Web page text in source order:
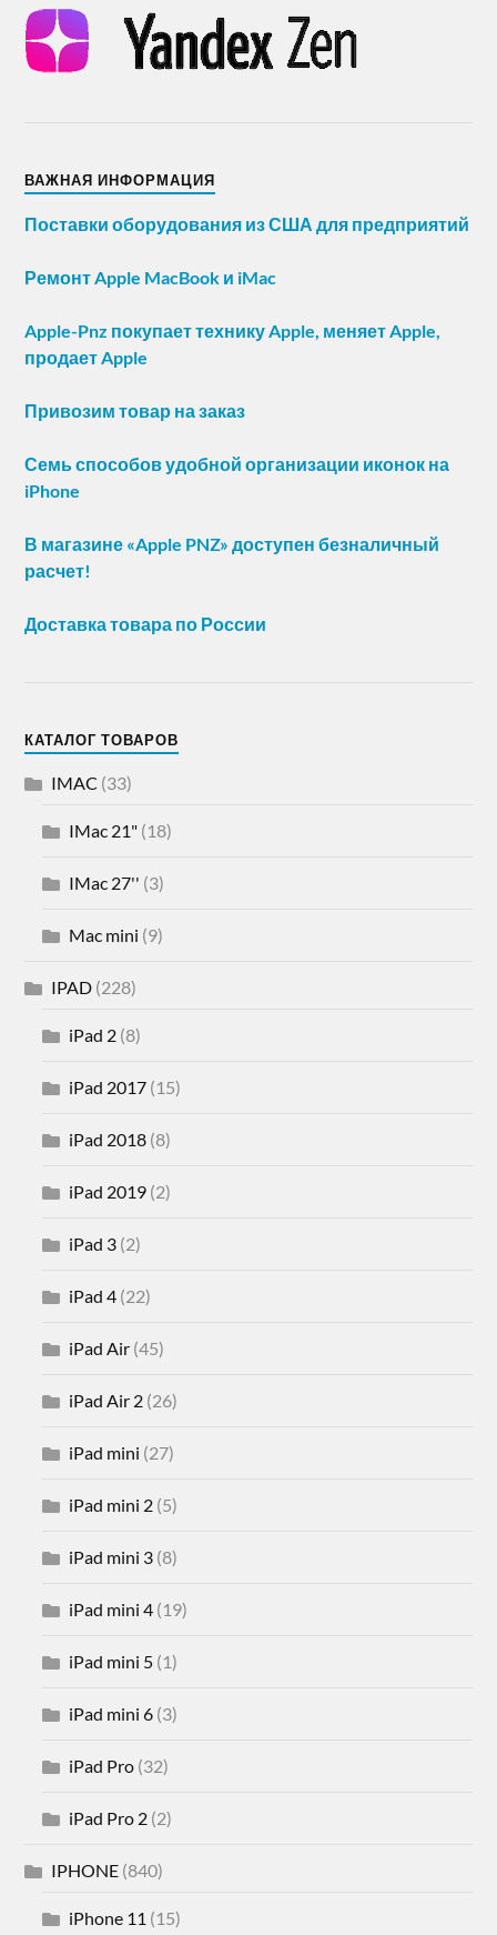
ВАЖНАЯ ИНФОРМАЦИЯ
Поставки оборудования из США для предприятий
Ремонт Apple MacBook и iMac
Apple-Pnz покупает технику Apple, меняет Apple,
продает Apple
Привозим товар на заказ
Семь способов удобной организации иконок на
iPhone
В магазине «Apple PNZ» доступен безналичный
расчет!
Доставка товара по России
КАТАЛОГ ТОВАРОВ
IMAC (33)
IMac 21" (18)
IMac 27'' (3)
Mac mini (9)
IPAD (228)
iPad 2 (8)
iPad 2017 (15)
iPad 2018 (8)
iPad 2019 (2)
iPad 3 (2)
iPad 4 (22)
iPad Air (45)
iPad Air 2 (26)
iPad mini (27)
iPad mini 2 (5)
iPad mini 3 (8)
iPad mini 4 (19)
iPad mini 5 (1)
iPad mini 6 (3)
iPad Pro (32)
iPad Pro 2 (2)
IPHONE (840)
iPhone 11 (15)